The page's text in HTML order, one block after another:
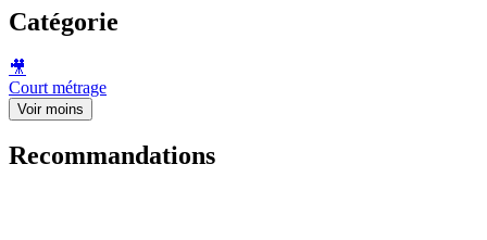
Catégorie
🎥
Court métrage
Voir moins
Recommandations